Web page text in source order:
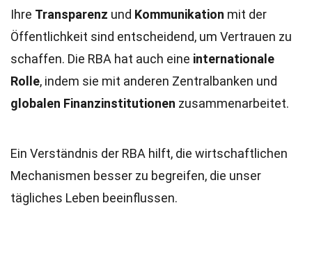
Ihre Transparenz und Kommunikation mit der
Öffentlichkeit sind entscheidend, um Vertrauen zu
schaffen. Die RBA hat auch eine internationale
Rolle, indem sie mit anderen Zentralbanken und
globalen Finanzinstitutionen zusammenarbeitet.
Ein Verständnis der RBA hilft, die wirtschaftlichen
Mechanismen besser zu begreifen, die unser
tägliches Leben beeinflussen.